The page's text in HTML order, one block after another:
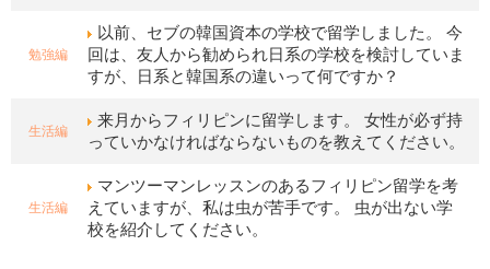
勉強編
以前、セブの韓国資本の学校で留学しました。 今
回は、友人から勧められ日系の学校を検討していま
すが、日系と韓国系の違いって何ですか？
生活編
来月からフィリピンに留学します。 女性が必ず持
っていかなければならないものを教えてください。
生活編
マンツーマンレッスンのあるフィリピン留学を考
えていますが、私は虫が苦手です。 虫が出ない学
校を紹介してください。